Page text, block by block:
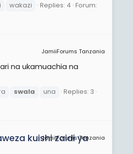
wakazi Replies: 4 Forum:
JamiiForums Tanzania
na ukamuachia na
swala una
Replies: 3
JamiiForums Tanzania
kuishi zaidi ya